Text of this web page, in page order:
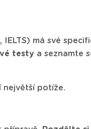
IELTS) má své
testy a seznamte
největší potíže.